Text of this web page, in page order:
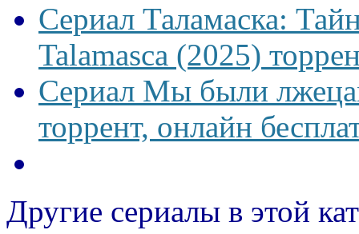
Сериал Таламаска:
Talamasca (2025)
Сериал Мы были
торрент, онлайн
Другие сериалы в этой